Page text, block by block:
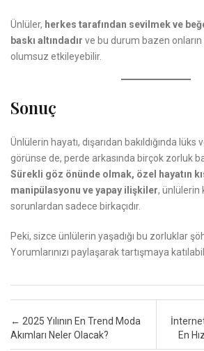
Ünlüler, herkes tarafından sevilmek ve
baskı altındadır ve bu durum bazen onların
olumsuz etkileyebilir.
Sonuç
Ünlülerin hayatı, dışarıdan bakıldığında
görünse de, perde arkasında birçok zorluk
Sürekli göz önünde olmak, özel hayatın
manipülasyonu ve yapay ilişkiler, ünlülerin
sorunlardan sadece birkaçıdır.
Peki, sizce ünlülerin yaşadığı bu zorluklar
Yorumlarınızı paylaşarak tartışmaya
Navigasyon sonrası
← 2025 Yılının En Trend Moda
Akımları Neler Olacak?
En